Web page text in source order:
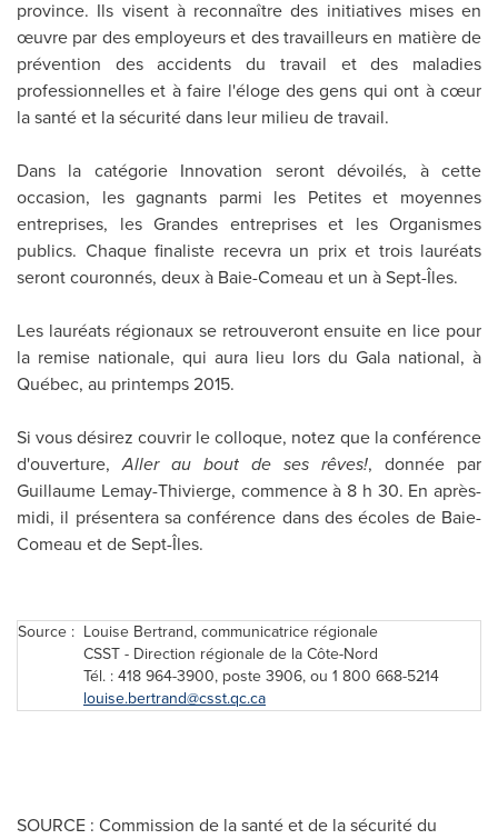
province. Ils visent à reconnaître des initiatives mises en
œuvre par des employeurs et des travailleurs en matière de
prévention des accidents du travail et des maladies
professionnelles et à faire l'éloge des gens qui ont à cœur
la santé et la sécurité dans leur milieu de travail.
Dans la catégorie Innovation seront dévoilés, à cette
occasion, les gagnants parmi les Petites et moyennes
entreprises, les Grandes entreprises et les Organismes
publics. Chaque finaliste recevra un prix et trois lauréats
seront couronnés, deux à Baie-Comeau et un à Sept-Îles.
Les lauréats régionaux se retrouveront ensuite en lice pour
la remise nationale, qui aura lieu lors du Gala national, à
Québec, au printemps 2015.
Si vous désirez couvrir le colloque, notez que la conférence
d'ouverture,Aller au bout de ses rêves!, donnée par
Guillaume Lemay-Thivierge, commence à 8 h 30. En après-
midi, il présentera sa conférence dans des écoles de Baie-
Comeau et de Sept-Îles.
Source : Louise Bertrand, communicatrice régionale
CSST - Direction régionale de la Côte-Nord
Tél. : 418 964-3900, poste 3906, ou 1 800 668-5214
louise.bertrand@csst.qc.ca
SOURCE : Commission de la santé et de la sécurité du